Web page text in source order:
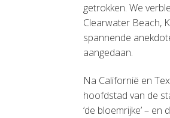
getrokken. We
Clearwater Beach,
spannende
aangedaan.
Na Californië en
hoofdstad van de
‘de bloemrijke’ –